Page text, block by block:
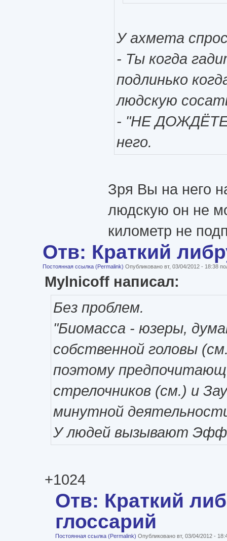
У ахмета
- Ты когда
подлинько
людскую
- "НЕ
него.
Зря Вы на него
людскую он не
километр не
Отв: Краткий
Постоянная ссылка (Permalink) Опубликовано вт, 03/04/2012 - 18:38
Mylnicoff написал:
Без проблем.
"Биомасса - юзеры,
собственной головы
поэтому
стрелочников (см.) и
минутной
У людей вызывают
+1024
Отв: Краткий
глоссарий
Постоянная ссылка (Permalink) Опубликовано вт, 03/04/2012 -